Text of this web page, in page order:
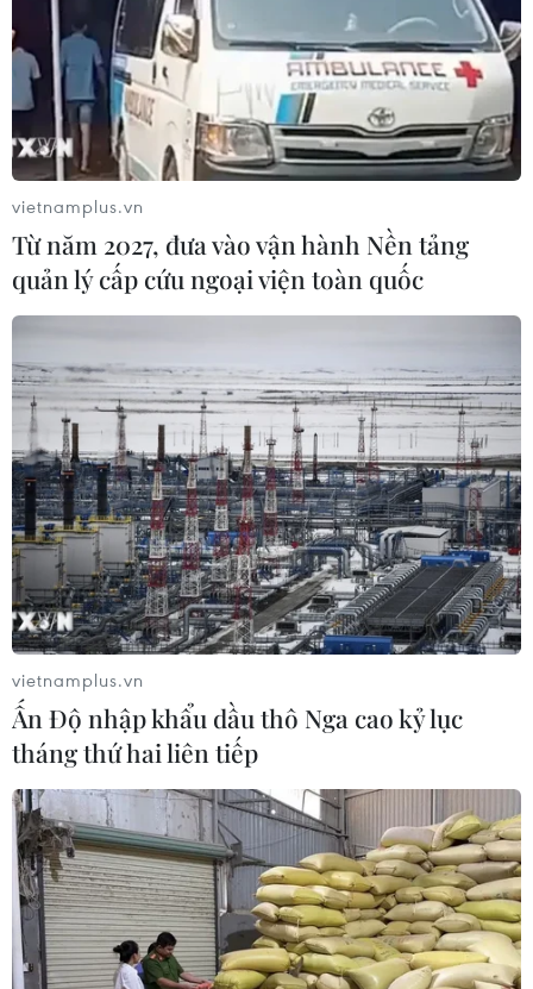
TIN CÙNG CHUYÊN MỤC
Thành phố Hồ Chí Minh bắn pháo
vietnamplus.vn
Từ năm 2027, đưa vào vận hành Nền tảng
quản lý cấp cứu ngoại viện toàn quốc
vietnamplus.vn
Ấn Độ nhập khẩu dầu thô Nga cao kỷ lục
tháng thứ hai liên tiếp